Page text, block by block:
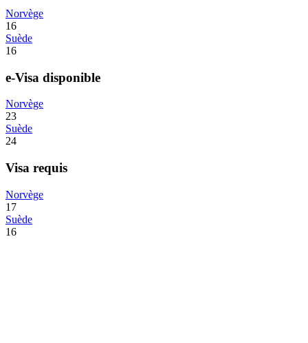
Norvège
16
Suède
16
e-Visa disponible
Norvège
23
Suède
24
Visa requis
Norvège
17
Suède
16